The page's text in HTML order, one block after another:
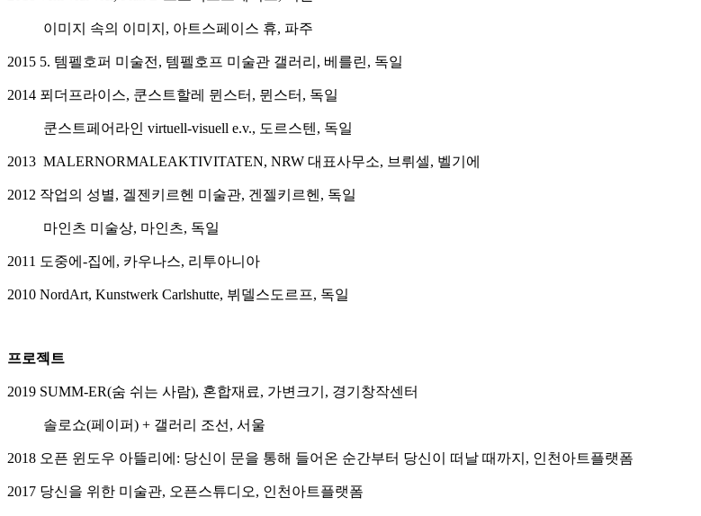
이미지 속의 이미지, 아트스페이스 휴, 파주
2015 5. 템펠호퍼 미술전, 템펠호프 미술관 갤러리, 베를린, 독일
2014 푀더프라이스, 쿤스트할레 뮌스터, 뮌스터, 독일
쿤스트페어라인 virtuell-visuell e.v., 도르스텐, 독일
2013 MALERNORMALEAKTIVITATEN, NRW 대표사무소, 브뤼셀, 벨기에
2012 작업의 성별, 겔젠키르헨 미술관, 겐젤키르헨, 독일
마인츠 미술상, 마인츠, 독일
2011 도중에-집에, 카우나스, 리투아니아
2010 NordArt, Kunstwerk Carlshutte, 뷔델스도르프, 독일
프로젝트
2019 SUMM-ER(숨 쉬는 사람), 혼합재료, 가변크기, 경기창작센터
솔로쇼(페이퍼) + 갤러리 조선, 서울
2018 오픈 윈도우 아뜰리에: 당신이 문을 통해 들어온 순간부터 당신이 떠날 때까지, 인천아트플랫폼
2017 당신을 위한 미술관, 오픈스튜디오, 인천아트플랫폼